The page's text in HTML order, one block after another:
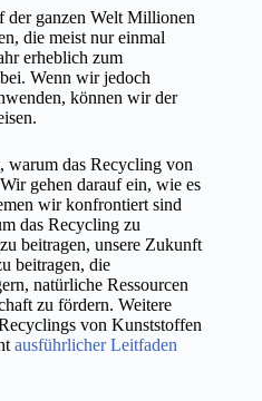
der ganzen Welt Millionen
die meist nur einmal
erheblich zum
Wenn wir jedoch
können wir der
warum das Recycling von
gehen darauf ein, wie es
wir konfrontiert sind
das Recycling zu
beitragen, unsere Zukunft
beitragen, die
natürliche Ressourcen
zu fördern. Weitere
von Kunststoffen
ausführlicher Leitfaden